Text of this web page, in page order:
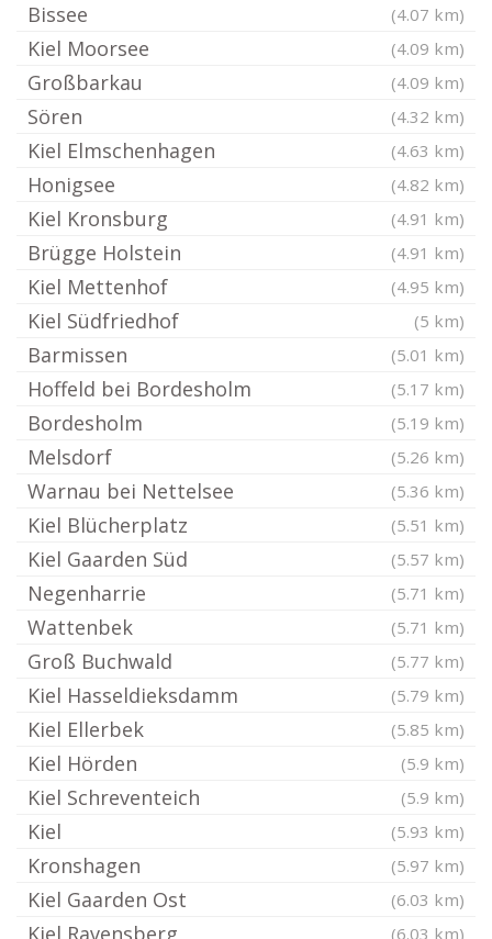
Bissee (4.07 km)
Kiel Moorsee (4.09 km)
Großbarkau (4.09 km)
Sören (4.32 km)
Kiel Elmschenhagen (4.63 km)
Honigsee (4.82 km)
Kiel Kronsburg (4.91 km)
Brügge Holstein (4.91 km)
Kiel Mettenhof (4.95 km)
Kiel Südfriedhof (5 km)
Barmissen (5.01 km)
Hoffeld bei Bordesholm (5.17 km)
Bordesholm (5.19 km)
Melsdorf (5.26 km)
Warnau bei Nettelsee (5.36 km)
Kiel Blücherplatz (5.51 km)
Kiel Gaarden Süd (5.57 km)
Negenharrie (5.71 km)
Wattenbek (5.71 km)
Groß Buchwald (5.77 km)
Kiel Hasseldieksdamm (5.79 km)
Kiel Ellerbek (5.85 km)
Kiel Hörden (5.9 km)
Kiel Schreventeich (5.9 km)
Kiel (5.93 km)
Kronshagen (5.97 km)
Kiel Gaarden Ost (6.03 km)
Kiel Ravensberg (6.03 km)